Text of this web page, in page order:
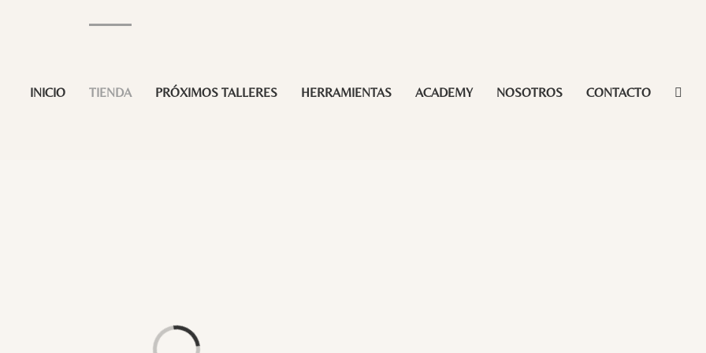
INICIO TIENDA PRÓXIMOS TALLERES HERRAMIENTAS ACADEMY NOSOTROS CONTACTO
Loading...